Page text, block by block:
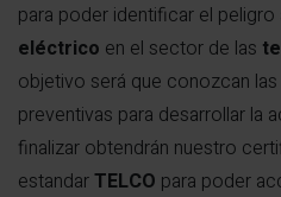
para poder identificar el
eléctrico en el sector de las
objetivo será que conozcan
preventivas para desarrollar la
finalizar obtendrán nuestro
estandarTELCO para poder